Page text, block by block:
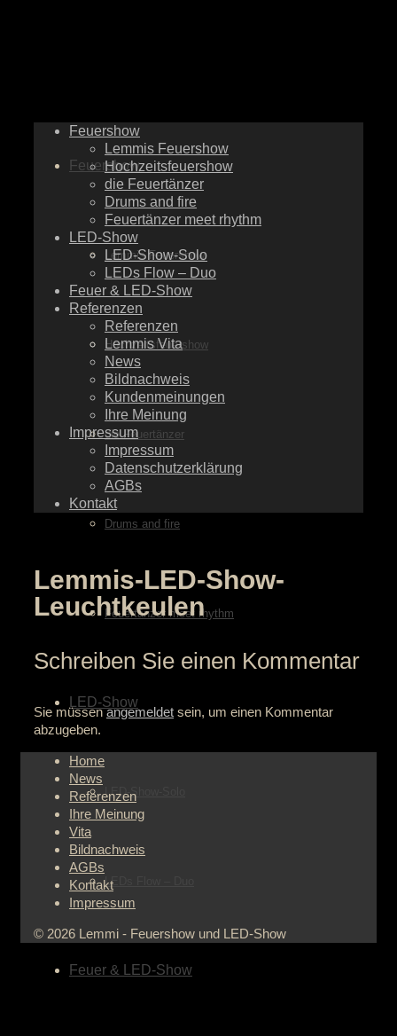
Feuershow
Lemmis Feuershow
Hochzeitsfeuershow
die Feuertänzer
Drums and fire
Feuertänzer meet rhythm
LED-Show
LED-Show-Solo
LEDs Flow – Duo
Feuer & LED-Show
Feuershow
Lemmis Feuershow
Hochzeitsfeuershow
die Feuertänzer
Drums and fire
Feuertänzer meet rhythm
LED-Show
LED-Show-Solo
LEDs Flow – Duo
Feuer & LED-Show
Referenzen
Referenzen
Lemmis Vita
News
Bildnachweis
Kundenmeinungen
Ihre Meinung
Impressum
Impressum
Datenschutzerklärung
AGBs
Kontakt
Lemmis-LED-Show-
Leuchtkeulen
Schreiben Sie einen Kommentar
Sie müssenangemeldet sein, um einen Kommentar
abzugeben.
Home
News
Referenzen
Ihre Meinung
Vita
Bildnachweis
AGBs
Kontakt
Impressum
© 2026 Lemmi - Feuershow und LED-Show